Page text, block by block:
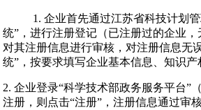
1. 企业首先通过江苏省科技计划
统”，进行注册登记（已注册过的企业
对其注册信息进行审核，对注册信息无
统”，按要求填写企业基本信息、知识
2. 企业登录“科学技术部政务服务平台”
注册，则点击“注册”，注册信息通过审